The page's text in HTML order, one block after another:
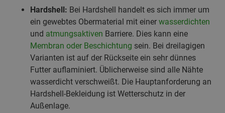
Hardshell: Bei Hardshell handelt es sich immer um
ein gewebtes Obermaterial mit einer wasserdichten
und atmungsaktiven Barriere. Dies kann eine
Membran oder Beschichtung sein. Bei dreilagigen
Varianten ist auf der Rückseite ein sehr dünnes
Futter auflaminiert. Üblicherweise sind alle Nähte
wasserdicht verschweißt. Die Hauptanforderung an
Hardshell-Bekleidung ist Wetterschutz in der
Außenlage.